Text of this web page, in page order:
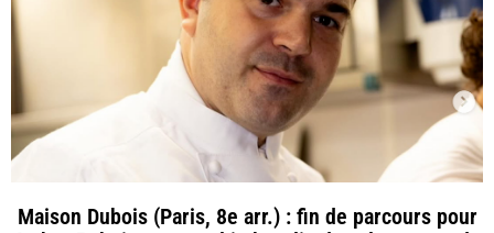
Maison Dubois (Paris, 8e arr.) : fin de parcours pour